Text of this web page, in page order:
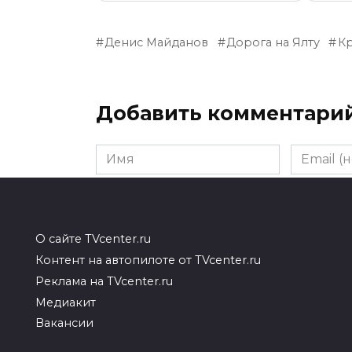
Денис Майданов Дорога на Ялту
Добавить
Имя
Email
О сайте TVcenter.ru
Контент на автопилоте от TVcenter.ru
Реклама на TVcenter.ru
Медиакит
Вакансии